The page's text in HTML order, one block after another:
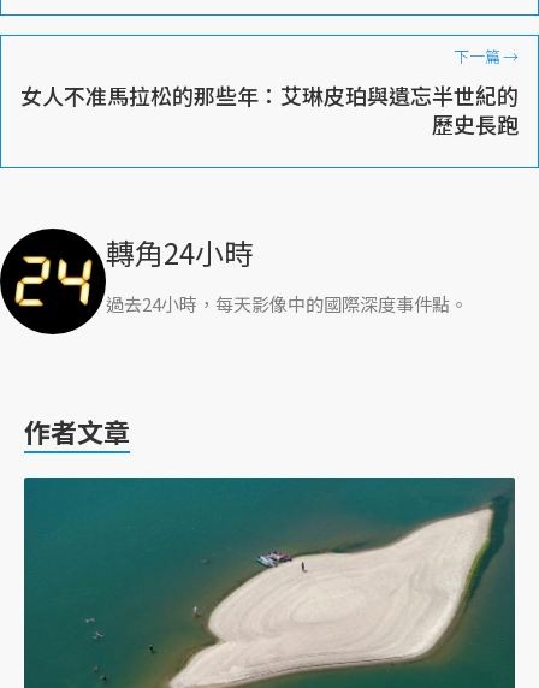
下一篇→
女人不准馬拉松的那些年：艾琳皮珀與遺忘半世紀的
歷史長跑
轉角24小時
過去24小時，每天影像中的國際深度事件點。
作者文章